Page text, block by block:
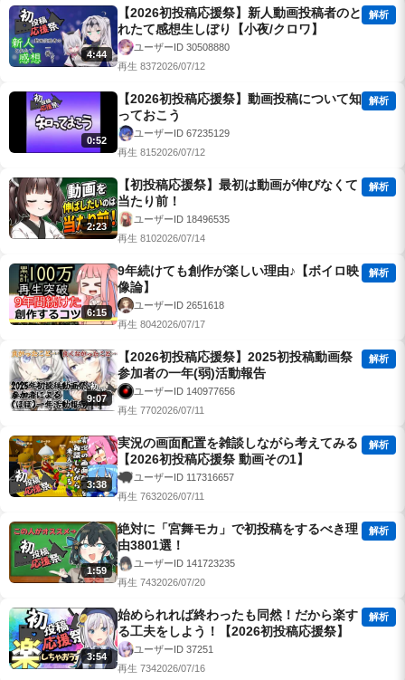
4:44
【2026初投稿応援祭】新人動画投稿者のと
れたて感想生しぼり【小夜/クロワ】
解析
ユーザーID 30508880
再生 8372026/07/12
0:52
【2026初投稿応援祭】動画投稿について知
っておこう
解析
ユーザーID 67235129
再生 8152026/07/12
2:23
【初投稿応援祭】最初は動画が伸びなくて
当たり前！
解析
ユーザーID 18496535
再生 8102026/07/14
6:15
9年続けても創作が楽しい理由♪【ボイロ映
像論】
解析
ユーザーID 2651618
再生 8042026/07/17
9:07
【2026初投稿応援祭】2025初投稿動画祭
参加者の一年(弱)活動報告
解析
ユーザーID 140977656
再生 7702026/07/11
3:38
実況の画面配置を雑談しながら考えてみる
【2026初投稿応援祭 動画その1】
解析
ユーザーID 117316657
再生 7632026/07/11
1:59
絶対に「宮舞モカ」で初投稿をするべき理
由3801選！
解析
ユーザーID 141723235
再生 7432026/07/20
3:54
始められれば終わったも同然！だから楽す
る工夫をしよう！【2026初投稿応援祭】
解析
ユーザーID 37251
再生 7342026/07/16